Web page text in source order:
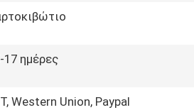
17 ημέρες
Western Union, Paypal